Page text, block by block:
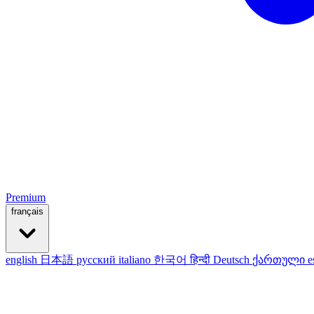
Premium
français
english 日本語 русский italiano 한국어हिन्दी Deutsch ქართული